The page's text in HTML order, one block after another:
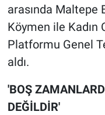
arasında Maltepe
Köymen ile Kadın
Platformu Genel
aldı.
'BOŞ
DEĞİLDİR'